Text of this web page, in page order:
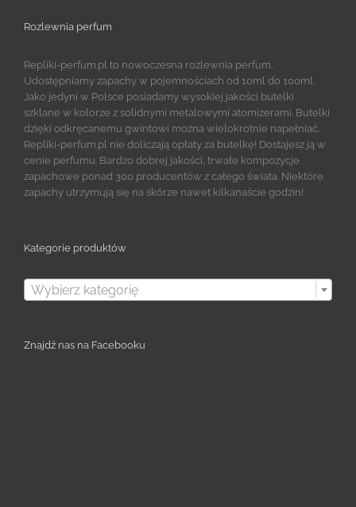
Rozlewnia perfum
Repliki-perfum.pl to nowoczesna rozlewnia perfum.
Udostępniamy zapachy w pojemnościach od 10ml do 100ml.
Jako jedyni w Polsce posiadamy wysokiej jakości butelki
szklane w kolorze z solidnymi metalowymi atomizerami. Butelki
dzięki odkręcanemu gwintowi można wielokrotnie napełniać.
Repliki-perfum.pl nie doliczają opłaty za butelkę! Dostajesz ją w
cenie perfumu. Bardzo dobrej jakości, trwałe kompozycje
zapachowe ponad 300 producentów z całego świata. Niektóre
zapachy utrzymują się na skórze nawet kilkanaście godzin!
Kategorie produktów
Wybierz kategorię
Znajdź nas na Facebooku